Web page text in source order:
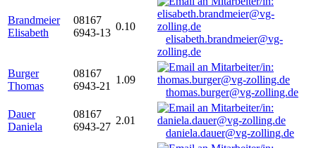
Brandmeier
Elisabeth
08167
6943-13
0.10
elisabeth.brandmeier@vg-
zolling.de
Burger
Thomas
08167
6943-21
1.09
thomas.burger@vg-zolling.de
Dauer
Daniela
08167
6943-27
2.01
daniela.dauer@vg-zolling.de